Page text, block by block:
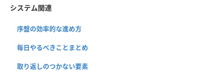
システム関連
序盤の効率的な進め方
毎日やるべきことまとめ
取り返しのつかない要素